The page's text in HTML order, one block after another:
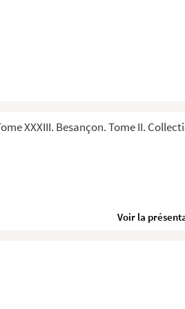
XXXIII. Besançon. Tome II.